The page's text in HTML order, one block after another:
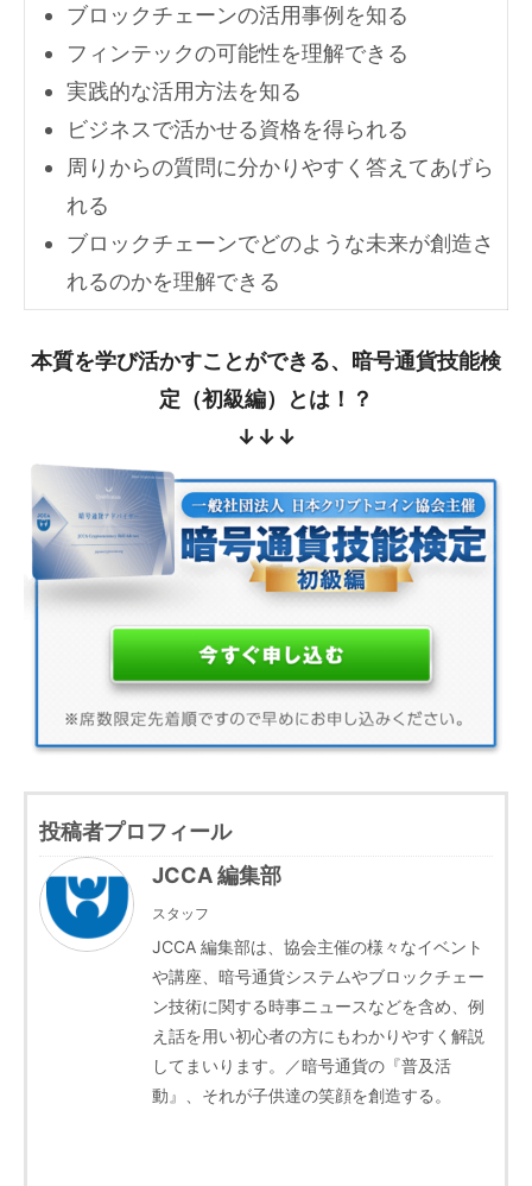
ブロックチェーンの活用事例を知る
フィンテックの可能性を理解できる
実践的な活用方法を知る
ビジネスで活かせる資格を得られる
周りからの質問に分かりやすく答えてあげら
れる
ブロックチェーンでどのような未来が創造さ
れるのかを理解できる
本質を学び活かすことができる、暗号通貨技能検
定（初級編）とは！？
↓↓↓
投稿者プロフィール
JCCA 編集部
スタッフ
JCCA 編集部は、協会主催の様々なイベント
や講座、暗号通貨システムやブロックチェー
ン技術に関する時事ニュースなどを含め、例
え話を用い初心者の方にもわかりやすく解説
してまいります。／暗号通貨の『普及活
動』、それが子供達の笑顔を創造する。